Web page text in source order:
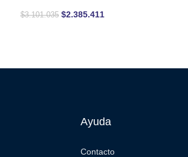
Crystal 4K
$3.101.035 $2.385.411
Ayuda
Contacto